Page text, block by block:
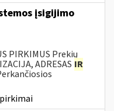
įsigijimo
PIRKIMUS Prekių
ADRESAS IR